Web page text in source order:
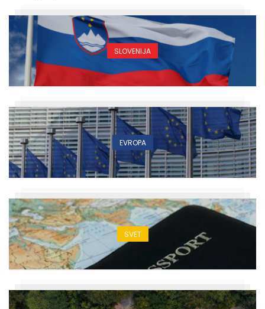
SLOVENIJA
EVROPA
SVET